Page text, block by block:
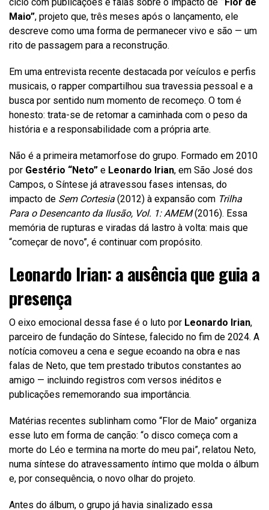
Maio”, projeto que, três meses após o lançamento, ele
descreve como uma forma de permanecer vivo e são — um
rito de passagem para a reconstrução.
Em uma entrevista recente destacada por veículos e perfis
musicais, o rapper compartilhou sua travessia pessoal e a
busca por sentido num momento de recomeço. O tom é
honesto: trata-se de retomar a caminhada com o peso da
história e a responsabilidade com a própria arte.
Não é a primeira metamorfose do grupo. Formado em 2010
por Gestério “Neto” e Leonardo Irian, em São José dos
Campos, o Síntese já atravessou fases intensas, do
impacto de Sem Cortesia (2012) à expansão com Trilha
Para o Desencanto da Ilusão, Vol. 1: AMEM(2016). Essa
memória de rupturas e viradas dá lastro à volta: mais que
“começar de novo”, é continuar com propósito.
Leonardo Irian: a ausência que guia a
presença
O eixo emocional dessa fase é o luto por Leonardo Irian,
parceiro de fundação do Síntese, falecido no fim de 2024. A
notícia comoveu a cena e segue ecoando na obra e nas
falas de Neto, que tem prestado tributos constantes ao
amigo — incluindo registros com versos inéditos e
publicações rememorando sua importância.
Matérias recentes sublinham como “Flor de Maio” organiza
esse luto em forma de canção: “o disco começa com a
morte do Léo e termina na morte do meu pai”, relatou Neto,
numa síntese do atravessamento íntimo que molda o álbum
e, por consequência, o novo olhar do projeto.
Antes do álbum, o grupo já havia sinalizado essa